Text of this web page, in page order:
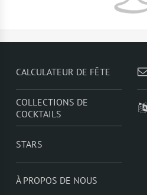
CALCULATEUR DE FÊTE
COLLECTIONS DE
COCKTAILS
STARS
À PROPOS DE NOUS